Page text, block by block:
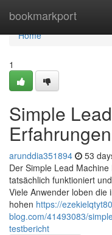
bookmarkport
Home
Home
1
Simple
arunddia351894 53
Der Simple Lead
tatsächlich funktioniert
Viele Anwender loben die
hohen https://
blog.com/41493083/
testbericht